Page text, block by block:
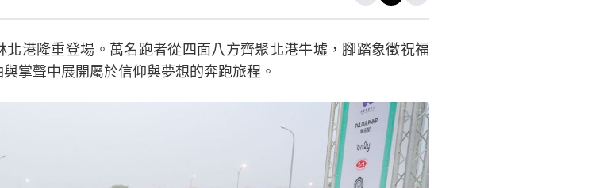
港隆重登場。萬名跑者從四面八方齊聚北港牛墟，腳踏象徵祝福
掌聲中展開屬於信仰與夢想的奔跑旅程。